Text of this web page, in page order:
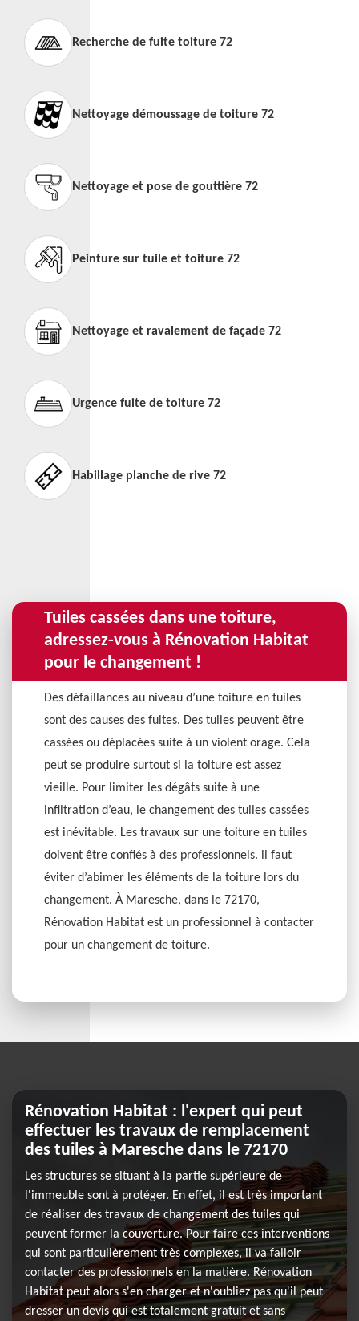
Recherche de fuite toiture 72
Nettoyage démoussage de toiture 72
Nettoyage et pose de gouttière 72
Peinture sur tuile et toiture 72
Nettoyage et ravalement de façade 72
Urgence fuite de toiture 72
Habillage planche de rive 72
Tuiles cassées dans une toiture,
adressez-vous à Rénovation Habitat
pour le changement !
Des défaillances au niveau d’une toiture en tuiles
sont des causes des fuites. Des tuiles peuvent être
cassées ou déplacées suite à un violent orage. Cela
peut se produire surtout si la toiture est assez
vieille. Pour limiter les dégâts suite à une
infiltration d’eau, le changement des tuiles cassées
est inévitable. Les travaux sur une toiture en tuiles
doivent être confiés à des professionnels. il faut
éviter d’abimer les éléments de la toiture lors du
changement. À Maresche, dans le 72170,
Rénovation Habitat est un professionnel à contacter
pour un changement de toiture.
Rénovation Habitat : l'expert qui peut
effectuer les travaux de remplacement
des tuiles à Maresche dans le 72170
Les structures se situant à la partie supérieure de
l'immeuble sont à protéger. En effet, il est très important
de réaliser des travaux de changement des tuiles qui
peuvent former la couverture. Pour faire ces interventions
qui sont particulièrement très complexes, il va falloir
contacter des professionnels en la matière. Rénovation
Habitat peut alors s'en charger et n'oubliez pas qu'il peut
dresser un devis qui est totalement gratuit et sans